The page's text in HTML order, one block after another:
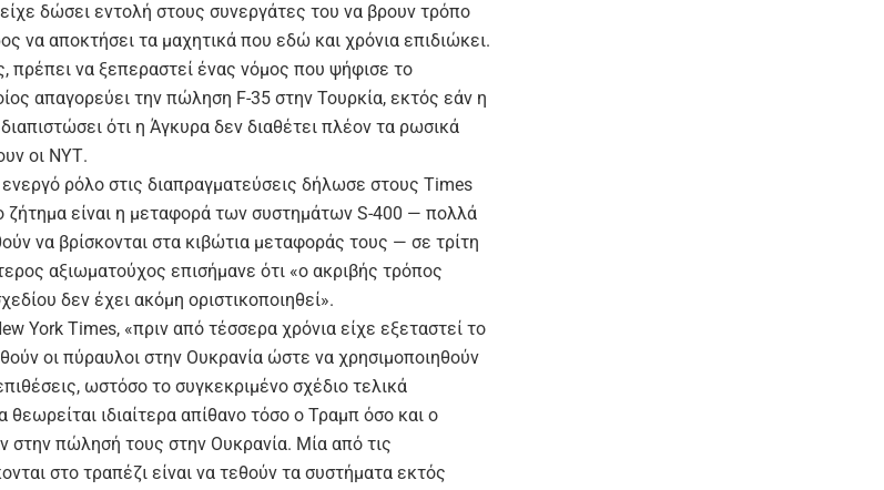
δώσει εντολή στους συνεργάτες του να βρουν τρόπο
να αποκτήσει τα μαχητικά που εδώ και χρόνια επιδιώκει.
πρέπει να ξεπεραστεί ένας νόμος που ψήφισε το
απαγορεύει την πώληση F-35 στην Τουρκία, εκτός εάν η
ότι η Άγκυρα δεν διαθέτει πλέον τα ρωσικά
οι ΝΥΤ.
ρόλο στις διαπραγματεύσεις δήλωσε στους Times
ζήτημα είναι η μεταφορά των συστημάτων S-400 — πολλά
να βρίσκονται στα κιβώτια μεταφοράς τους — σε τρίτη
αξιωματούχος επισήμανε ότι «ο ακριβής τρόπος
δεν έχει ακόμη οριστικοποιηθεί».
York Times, «πριν από τέσσερα χρόνια είχε εξεταστεί το
οι πύραυλοι στην Ουκρανία ώστε να χρησιμοποιηθούν
ωστόσο το συγκεκριμένο σχέδιο τελικά
ιδιαίτερα απίθανο τόσο ο Τραμπ όσο και ο
στην πώλησή τους στην Ουκρανία. Μία από τις
στο τραπέζι είναι να τεθούν τα συστήματα εκτός